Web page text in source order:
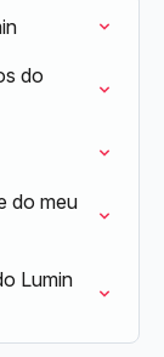
do
do meu
Lumin